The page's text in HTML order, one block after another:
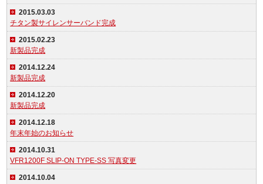
2015.03.03
チタン製サイレンサーバンド完成
2015.02.23
新製品完成
2014.12.24
新製品完成
2014.12.20
新製品完成
2014.12.18
年末年始のお知らせ
2014.10.31
VFR1200F SLIP-ON TYPE-SS 写真変更
2014.10.04